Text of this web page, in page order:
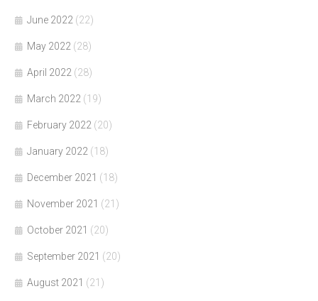
June 2022 (22)
May 2022 (28)
April 2022 (28)
March 2022 (19)
February 2022 (20)
January 2022 (18)
December 2021 (18)
November 2021 (21)
October 2021 (20)
September 2021 (20)
August 2021 (21)